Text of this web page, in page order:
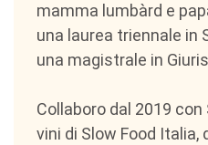
mamma lumbàrd e
una laurea triennale in
una magistrale in
Collaboro dal 2019 con
vini di Slow Food Italia,